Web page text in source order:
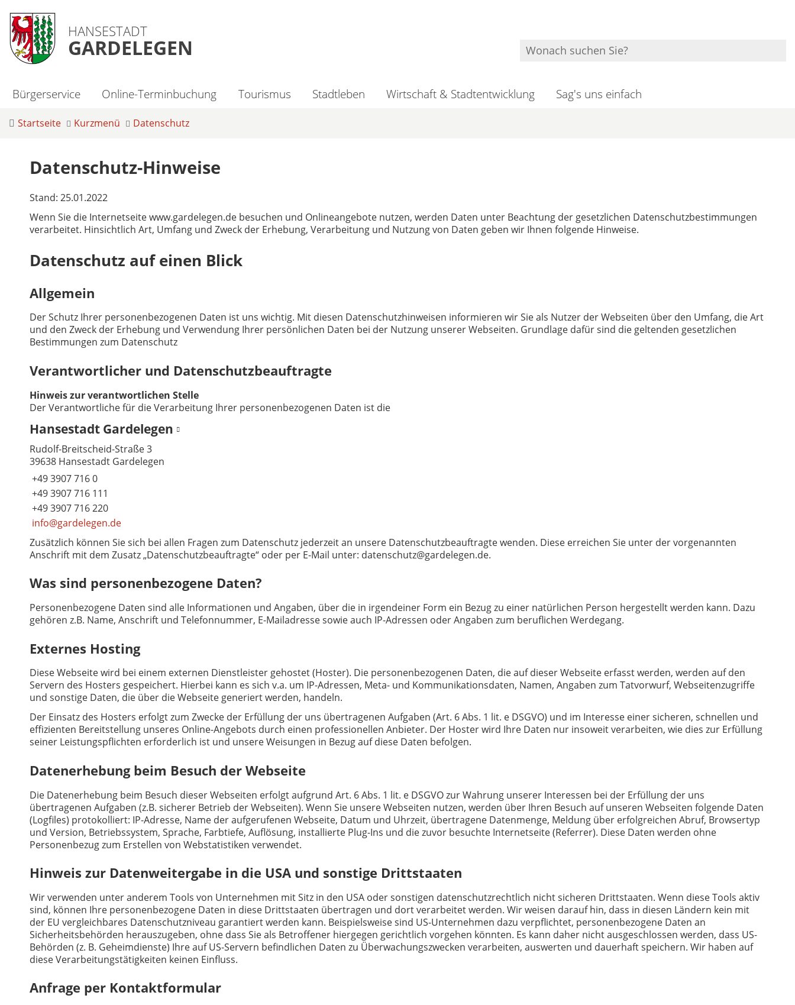
HANSESTADT
GARDELEGEN
Bürgerservice Online-Terminbuchung Tourismus Stadtleben Wirtschaft & Stadtentwicklung Sag's uns einfach
Startseite Kurzmenü Datenschutz
Datenschutz-Hinweise
Stand: 25.01.2022
Wenn Sie die Internetseite www.gardelegen.de besuchen und Onlineangebote nutzen, werden Daten unter Beachtung der gesetzlichen Datenschutzbestimmungen
verarbeitet. Hinsichtlich Art, Umfang und Zweck der Erhebung, Verarbeitung und Nutzung von Daten geben wir Ihnen folgende Hinweise.
Datenschutz auf einen Blick
Allgemein
Der Schutz Ihrer personenbezogenen Daten ist uns wichtig. Mit diesen Datenschutzhinweisen informieren wir Sie als Nutzer der Webseiten über den Umfang, die Art
und den Zweck der Erhebung und Verwendung Ihrer persönlichen Daten bei der Nutzung unserer Webseiten. Grundlage dafür sind die geltenden gesetzlichen
Bestimmungen zum Datenschutz
Verantwortlicher und Datenschutzbeauftragte
Hinweis zur verantwortlichen Stelle
Der Verantwortliche für die Verarbeitung Ihrer personenbezogenen Daten ist die
Hansestadt Gardelegen
Rudolf-Breitscheid-Straße 3
39638 Hansestadt Gardelegen
+49 3907 716 0
+49 3907 716 111
+49 3907 716 220
info@gardelegen.de
Zusätzlich können Sie sich bei allen Fragen zum Datenschutz jederzeit an unsere Datenschutzbeauftragte wenden. Diese erreichen Sie unter der vorgenannten
Anschrift mit dem Zusatz „Datenschutzbeauftragte“ oder per E-Mail unter: datenschutz@gardelegen.de.
Was sind personenbezogene Daten?
Personenbezogene Daten sind alle Informationen und Angaben, über die in irgendeiner Form ein Bezug zu einer natürlichen Person hergestellt werden kann. Dazu
gehören z.B. Name, Anschrift und Telefonnummer, E-Mailadresse sowie auch IP-Adressen oder Angaben zum beruflichen Werdegang.
Externes Hosting
Diese Webseite wird bei einem externen Dienstleister gehostet (Hoster). Die personenbezogenen Daten, die auf dieser Webseite erfasst werden, werden auf den
Servern des Hosters gespeichert. Hierbei kann es sich v.a. um IP-Adressen, Meta- und Kommunikationsdaten, Namen, Angaben zum Tatvorwurf, Webseitenzugriffe
und sonstige Daten, die über die Webseite generiert werden, handeln.
Der Einsatz des Hosters erfolgt zum Zwecke der Erfüllung der uns übertragenen Aufgaben (Art. 6 Abs. 1 lit. e DSGVO) und im Interesse einer sicheren, schnellen und
effizienten Bereitstellung unseres Online-Angebots durch einen professionellen Anbieter. Der Hoster wird Ihre Daten nur insoweit verarbeiten, wie dies zur Erfüllung
seiner Leistungspflichten erforderlich ist und unsere Weisungen in Bezug auf diese Daten befolgen.
Datenerhebung beim Besuch der Webseite
Die Datenerhebung beim Besuch dieser Webseiten erfolgt aufgrund Art. 6 Abs. 1 lit. e DSGVO zur Wahrung unserer Interessen bei der Erfüllung der uns
übertragenen Aufgaben (z.B. sicherer Betrieb der Webseiten). Wenn Sie unsere Webseiten nutzen, werden über Ihren Besuch auf unseren Webseiten folgende Daten
(Logfiles) protokolliert: IP-Adresse, Name der aufgerufenen Webseite, Datum und Uhrzeit, übertragene Datenmenge, Meldung über erfolgreichen Abruf, Browsertyp
und Version, Betriebssystem, Sprache, Farbtiefe, Auflösung, installierte Plug-Ins und die zuvor besuchte Internetseite (Referrer). Diese Daten werden ohne
Personenbezug zum Erstellen von Webstatistiken verwendet.
Hinweis zur Datenweitergabe in die USA und sonstige Drittstaaten
Wir verwenden unter anderem Tools von Unternehmen mit Sitz in den USA oder sonstigen datenschutzrechtlich nicht sicheren Drittstaaten. Wenn diese Tools aktiv
sind, können Ihre personenbezogene Daten in diese Drittstaaten übertragen und dort verarbeitet werden. Wir weisen darauf hin, dass in diesen Ländern kein mit
der EU vergleichbares Datenschutzniveau garantiert werden kann. Beispielsweise sind US-Unternehmen dazu verpflichtet, personenbezogene Daten an
Sicherheitsbehörden herauszugeben, ohne dass Sie als Betroffener hiergegen gerichtlich vorgehen könnten. Es kann daher nicht ausgeschlossen werden, dass US-
Behörden (z. B. Geheimdienste) Ihre auf US-Servern befindlichen Daten zu Überwachungszwecken verarbeiten, auswerten und dauerhaft speichern. Wir haben auf
diese Verarbeitungstätigkeiten keinen Einfluss.
Anfrage per Kontaktformular